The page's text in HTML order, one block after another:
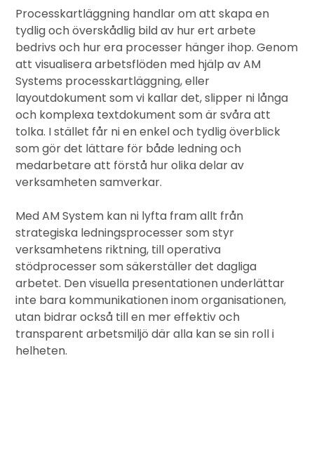
Processkartläggning handlar om att skapa en
tydlig och överskådlig bild av hur ert arbete
bedrivs och hur era processer hänger ihop. Genom
att visualisera arbetsflöden med hjälp av AM
Systems processkartläggning, eller
layoutdokument som vi kallar det, slipper ni långa
och komplexa textdokument som är svåra att
tolka. I stället får ni en enkel och tydlig överblick
som gör det lättare för både ledning och
medarbetare att förstå hur olika delar av
verksamheten samverkar.
Med AM System kan ni lyfta fram allt från
strategiska ledningsprocesser som styr
verksamhetens riktning, till operativa
stödprocesser som säkerställer det dagliga
arbetet. Den visuella presentationen underlättar
inte bara kommunikationen inom organisationen,
utan bidrar också till en mer effektiv och
transparent arbetsmiljö där alla kan se sin roll i
helheten.